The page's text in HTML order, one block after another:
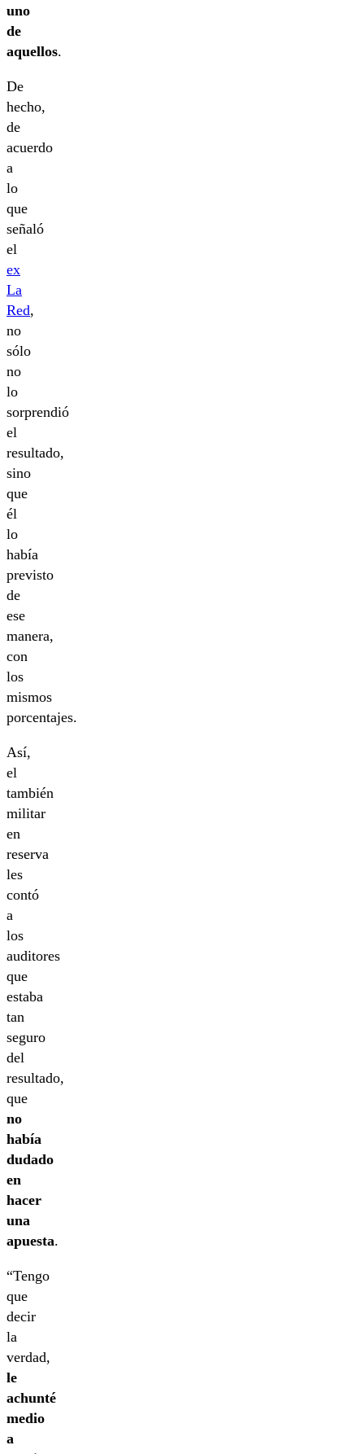
uno
de
aquellos.
De
hecho,
de
acuerdo
a
lo
que
señaló
el
ex
La
Red,
no
sólo
no
lo
sorprendió
el
resultado,
sino
que
él
lo
había
previsto
de
ese
manera,
con
los
mismos
porcentajes.
Así,
el
también
militar
en
reserva
les
contó
a
los
auditores
que
estaba
tan
seguro
del
resultado,
que
no
había
dudado
en
hacer
una
apuesta.
“Tengo
que
decir
la
verdad,
le
achunté
medio
a